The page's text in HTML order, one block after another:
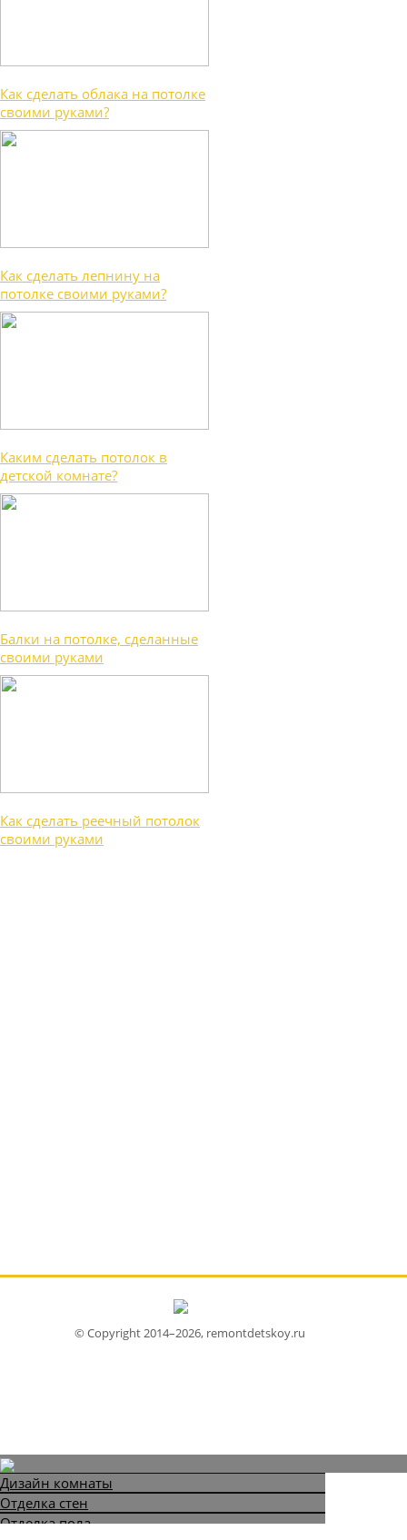
Как сделать облака на потолке
своими руками?
Как сделать лепнину на
потолке своими руками?
Каким сделать потолок в
детской комнате?
Балки на потолке, сделанные
своими руками
Как сделать реечный потолок
своими руками
© Copyright 2014–2026, remontdetskoy.ru
Дизайн комнаты
Отделка стен
Отделка пола